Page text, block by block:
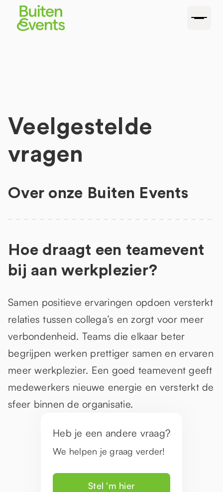
Veelgestelde
vragen
Over onze Buiten Events
Hoe draagt een teamevent
bij aan werkplezier?
Samen positieve ervaringen opdoen versterkt
relaties tussen collega’s en zorgt voor meer
verbondenheid. Teams die elkaar beter
begrijpen werken prettiger samen en ervaren
meer werkplezier. Een goed teamevent geeft
medewerkers nieuwe energie en versterkt de
sfeer binnen de organisatie.
Heb je een andere vraag?
We helpen je graag verder!
Stel 'm hier